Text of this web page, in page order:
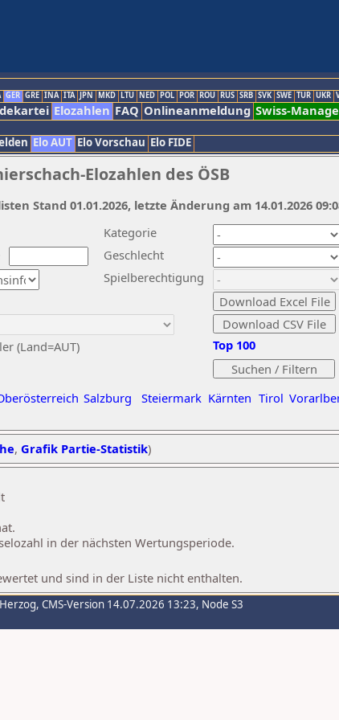
GER GRE INA ITA JPN MKD LTU NED POL POR ROU RUS SRB SVK SWE TUR UKR
Elozahlen FAQ Onlineanmeldung Swiss-
Elo AUT Elo Vorschau Elo FIDE
Elozahlen des ÖSB
Kategorie
Geschlecht
(Land=AUT)
Spielberechtigung
Salzburg Steiermark Kärnten Tirol
Top 100
Stand 01.01.2026, letzte Änderung am 14.01.2026
, Grafik Partie-Statistik)
in der nächsten Wertungsperiode.
und sind in der Liste nicht enthalten.
, CMS-Version 14.07.2026 13:23, Node S3